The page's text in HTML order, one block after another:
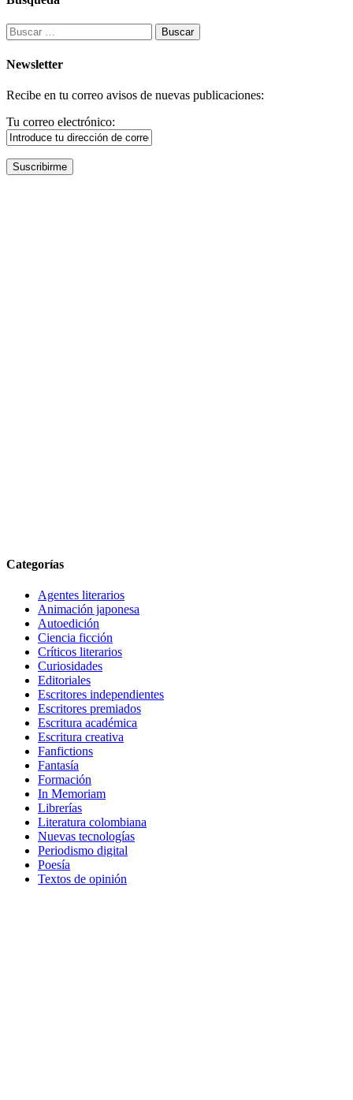
Buscar:
Newsletter
Recibe en tu correo avisos de nuevas publicaciones:
Tu correo electrónico:
Categorías
Agentes literarios
Animación japonesa
Autoedición
Ciencia ficción
Críticos literarios
Curiosidades
Editoriales
Escritores independientes
Escritores premiados
Escritura académica
Escritura creativa
Fanfictions
Fantasía
Formación
In Memoriam
Librerías
Literatura colombiana
Nuevas tecnologías
Periodismo digital
Poesía
Textos de opinión